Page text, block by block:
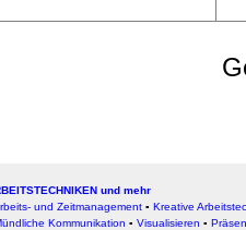
und mehr
und Zeitmanagement ▪ Kreative
Kommunikation ▪ Visualisieren ▪